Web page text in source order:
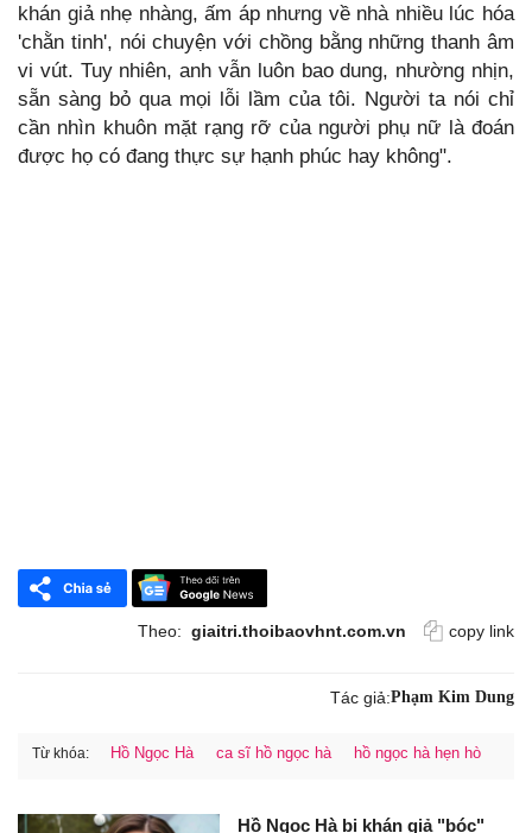
khán giả nhẹ nhàng, ấm áp nhưng về nhà nhiều lúc hóa
'chằn tinh', nói chuyện với chồng bằng những thanh âm
vi vút. Tuy nhiên, anh vẫn luôn bao dung, nhường nhịn,
sẵn sàng bỏ qua mọi lỗi lầm của tôi. Người ta nói chỉ
cần nhìn khuôn mặt rạng rỡ của người phụ nữ là đoán
được họ có đang thực sự hạnh phúc hay không".
Theo: giaitri.thoibaovhnt.com.vn copy link
Tác giả:Phạm Kim Dung
Từ khóa: Hồ Ngọc Hà ca sĩ hồ ngọc hà hồ ngọc hà hẹn hò
Hồ Ngọc Hà bị khán giả "bóc"